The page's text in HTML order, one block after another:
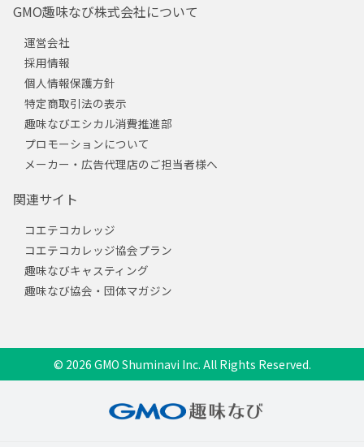
GMO趣味なび株式会社について
運営会社
採用情報
個人情報保護方針
特定商取引法の表示
趣味なびエシカル消費推進部
プロモーションについて
メーカー・広告代理店のご担当者様へ
関連サイト
コエテコカレッジ
コエテコカレッジ協会プラン
趣味なびキャスティング
趣味なび協会・団体マガジン
© 2026 GMO Shuminavi Inc. All Rights Reserved.